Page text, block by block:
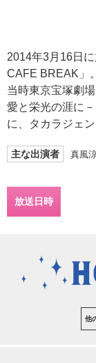
2014年3月16日
CAFE BREAK」
当時東京宝塚劇
愛と栄光の涯に
に、タカラジェ
主な出演者 真風
放送日時
他